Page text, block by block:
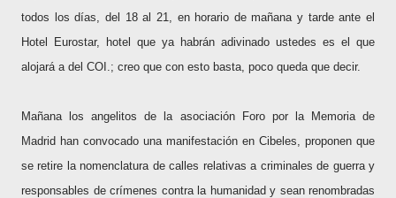
todos los días, del 18 al 21, en horario de mañana y tarde ante el
Hotel Eurostar, hotel que ya habrán adivinado ustedes es el que
alojará a del COI.; creo que con esto basta, poco queda que decir.
Mañana los angelitos de la asociación Foro por la Memoria de
Madrid han convocado una manifestación en Cibeles, proponen que
se retire la nomenclatura de calles relativas a criminales de guerra y
responsables de crímenes contra la humanidad y sean renombradas